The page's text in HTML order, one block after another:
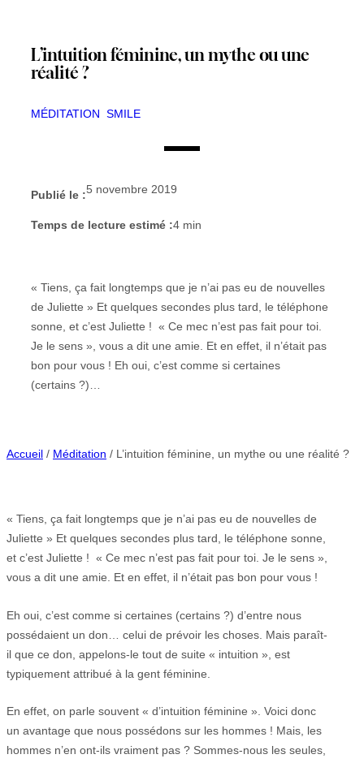
L’intuition féminine, un mythe ou une
réalité ?
MÉDITATION SMILE
Publié le :5 novembre 2019
Temps de lecture estimé :4 min
« Tiens, ça fait longtemps que je n’ai pas eu de nouvelles
de Juliette » Et quelques secondes plus tard, le téléphone
sonne, et c’est Juliette ! « Ce mec n’est pas fait pour toi.
Je le sens », vous a dit une amie. Et en effet, il n’était pas
bon pour vous ! Eh oui, c’est comme si certaines
(certains ?)…
Accueil / Méditation / L’intuition féminine, un mythe ou une réalité ?
« Tiens, ça fait longtemps que je n’ai pas eu de nouvelles de
Juliette » Et quelques secondes plus tard, le téléphone sonne,
et c’est Juliette ! « Ce mec n’est pas fait pour toi. Je le sens »,
vous a dit une amie. Et en effet, il n’était pas bon pour vous !
Eh oui, c’est comme si certaines (certains ?) d’entre nous
possédaient un don… celui de prévoir les choses. Mais paraît-
il que ce don, appelons-le tout de suite « intuition », est
typiquement attribué à la gent féminine.
En effet, on parle souvent « d’intuition féminine ». Voici donc
un avantage que nous possédons sur les hommes ! Mais, les
hommes n’en ont-ils vraiment pas ? Sommes-nous les seules,